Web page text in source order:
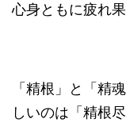
心身ともに疲れ
「精根」と「精
しいのは「精根